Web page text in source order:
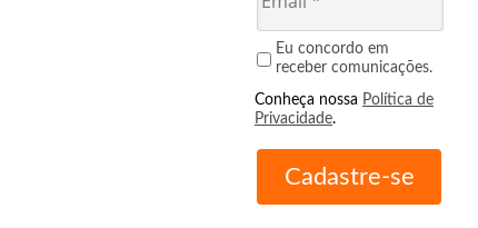
Eu concordo em
receber comunicações.
Conheça nossa Política de
Privacidade.